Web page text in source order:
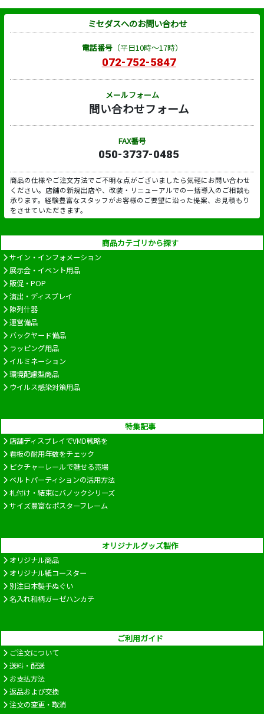
ミセダスへのお問い合わせ
電話番号（平日10時～17時）
072-752-5847
メールフォーム
問い合わせフォーム
FAX番号
050-3737-0485
商品の仕様やご注文方法でご不明な点がございましたら気軽にお問い合わせ
ください。店舗の新規出店や、改装・リニューアルでの一括導入のご相談も
承ります。経験豊富なスタッフがお客様のご要望に沿った提案、お見積もり
をさせていただきます。
商品カテゴリから探す
サイン・インフォメーション
展示会・イベント用品
販促・POP
演出・ディスプレイ
陳列什器
運営備品
バックヤード備品
ラッピング用品
イルミネーション
環境配慮型商品
ウイルス感染対策用品
特集記事
店舗ディスプレイでVMD戦略を
看板の耐用年数をチェック
ピクチャーレールで魅せる売場
ベルトパーティションの活用方法
札付け・結束にバノックシリーズ
サイズ豊富なポスターフレーム
オリジナルグッズ製作
オリジナル商品
オリジナル紙コースター
別注日本製手ぬぐい
名入れ和柄ガーゼハンカチ
ご利用ガイド
ご注文について
送料・配送
お支払方法
返品および交換
注文の変更・取消